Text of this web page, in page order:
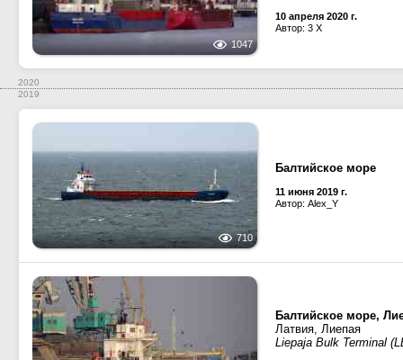
1047
10 апреля 2020 г.
Автор: 3 X
2020
2019
710
Балтийское море
11 июня 2019 г.
Автор: Alex_Y
Балтийское море,
Латвия, Лиепая
Liepaja Bulk Terminal